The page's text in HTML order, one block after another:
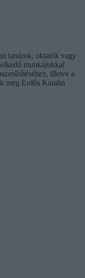
tanárok, oktatók vagy
munkájukkal
illetve a
meg Erdős Katalin